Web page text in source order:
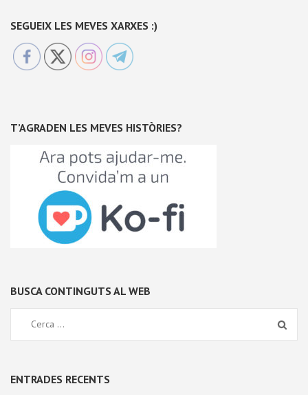
SEGUEIX LES MEVES XARXES :)
T’AGRADEN LES MEVES HISTÒRIES?
BUSCA CONTINGUTS AL WEB
ENTRADES RECENTS